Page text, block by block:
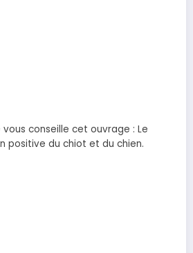
vous conseille cet ouvrage : Le
positive du chiot et du chien.